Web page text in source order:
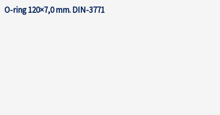
O-ring 120×7,0 mm. DIN-3771